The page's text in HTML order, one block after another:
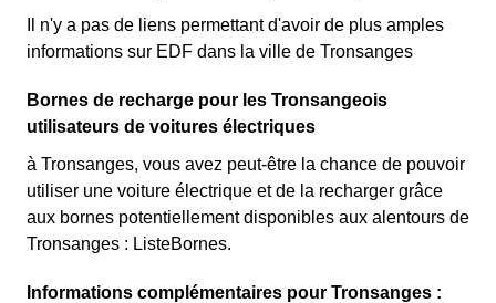
Il n'y a pas de liens permettant d'avoir de plus amples
informations sur EDF dans la ville de Tronsanges
Bornes de recharge pour les Tronsangeois
utilisateurs de voitures électriques
à Tronsanges, vous avez peut-être la chance de pouvoir
utiliser une voiture électrique et de la recharger grâce
aux bornes potentiellement disponibles aux alentours de
Tronsanges : ListeBornes.
Informations complémentaires pour Tronsanges :